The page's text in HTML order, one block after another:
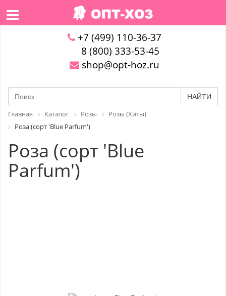
+7 (499) 110-36-37
8 (800) 333-53-45
shop@opt-hoz.ru
НАЙТИ
Главная Каталог Розы
Розы (Хиты)
Роза (сорт 'Blue Parfum')
Роза (сорт 'Blue
Parfum')